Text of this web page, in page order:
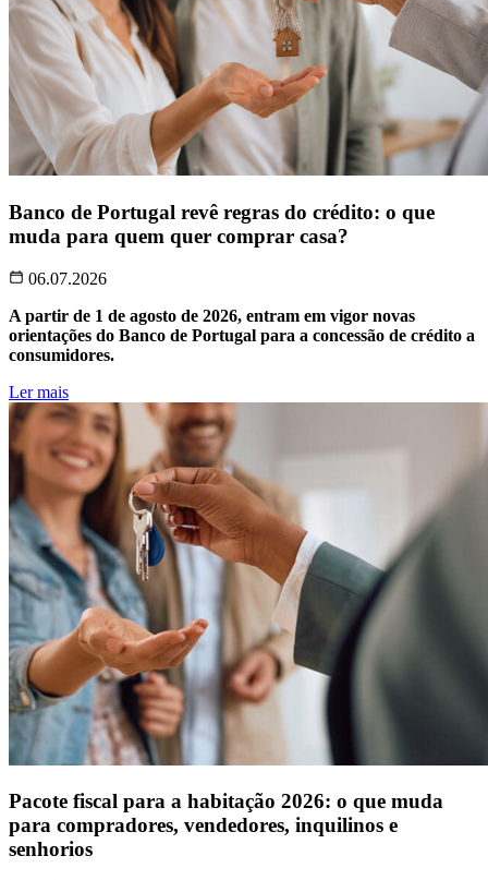
Banco de Portugal revê regras do crédito: o que
muda para quem quer comprar casa?
06.07.2026
A partir de 1 de agosto de 2026, entram em vigor novas
orientações do Banco de Portugal para a concessão de crédito a
consumidores.
Ler mais
Pacote fiscal para a habitação 2026: o que muda
para compradores, vendedores, inquilinos e
senhorios